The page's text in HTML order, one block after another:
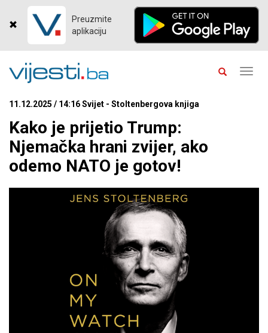
Preuzmite
aplikaciju
11.12.2025 / 14:16 Svijet - Stoltenbergova knjiga
Kako je prijetio Trump:
Njemačka hrani zvijer, ako
odemo NATO je gotov!